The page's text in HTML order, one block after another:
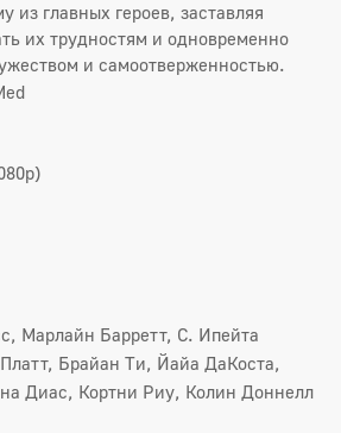
из главных героев, заставляя
их трудностям и одновременно
и самоотверженностью.
Марлайн Барретт, С. Ипейта
Брайан Ти, Йайа ДаКоста,
Диас, Кортни Риу, Колин Доннелл